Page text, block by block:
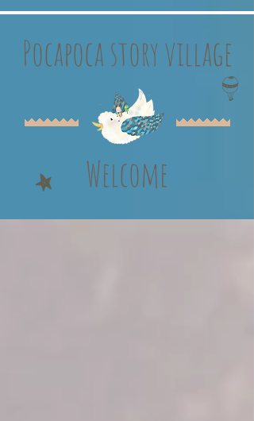
Welcome
Pocapoca story village